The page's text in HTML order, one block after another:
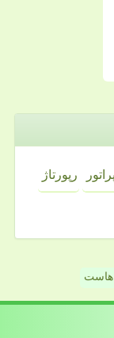
اپراتور رپورتاژ
هاست